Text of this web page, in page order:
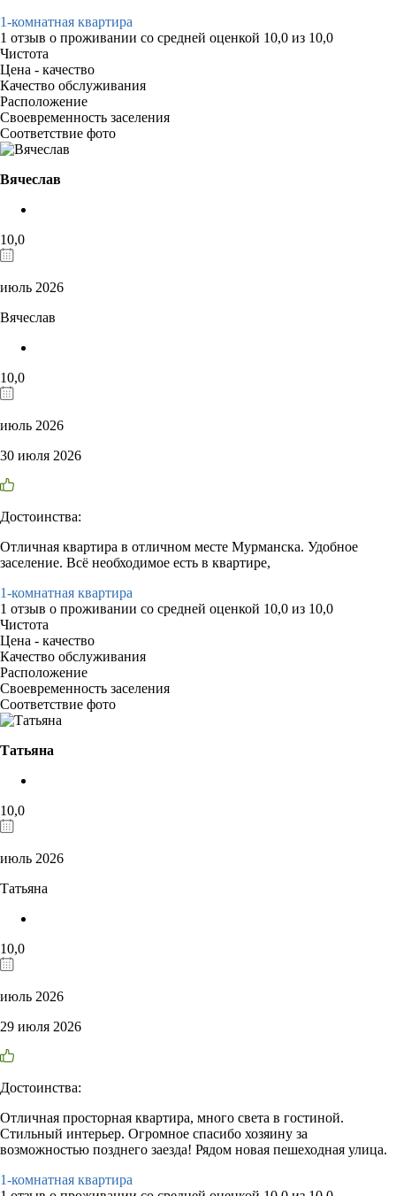
1-комнатная квартира
1 отзыв о проживании со средней оценкой 10,0 из 10,0
Чистота
Цена - качество
Качество обслуживания
Расположение
Своевременность заселения
Соответствие фото
Вячеслав
10,0
июль 2026
Вячеслав
10,0
июль 2026
30 июля 2026
Достоинства:
Отличная квартира в отличном месте Мурманска. Удобное
заселение. Всë необходимое есть в квартире,
1-комнатная квартира
1 отзыв о проживании со средней оценкой 10,0 из 10,0
Чистота
Цена - качество
Качество обслуживания
Расположение
Своевременность заселения
Соответствие фото
Татьяна
10,0
июль 2026
Татьяна
10,0
июль 2026
29 июля 2026
Достоинства:
Отличная просторная квартира, много света в гостиной.
Стильный интерьер. Огромное спасибо хозяину за
возможностью позднего заезда! Рядом новая пешеходная улица.
1-комнатная квартира